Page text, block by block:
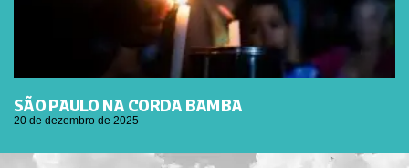
SÃO PAULO NA CORDA BAMBA
20 de dezembro de 2025